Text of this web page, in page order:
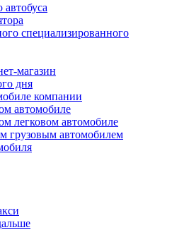
автобуса
специализированного
магазин
дня
компании
автомобиле
легковом автомобиле
грузовым автомобилем